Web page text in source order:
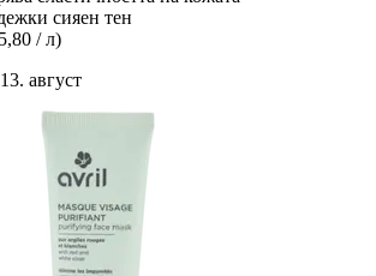
сияен тен
/ л)
август